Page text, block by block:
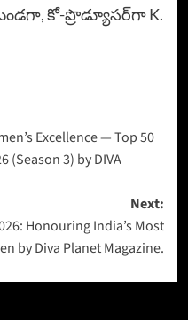
కో-ప్రొడ్యూసర్‌గా K.
Excellence — Top 50
(Season 3) by DIVA
Next:
Honouring India’s Most
by Diva Planet Magazine.